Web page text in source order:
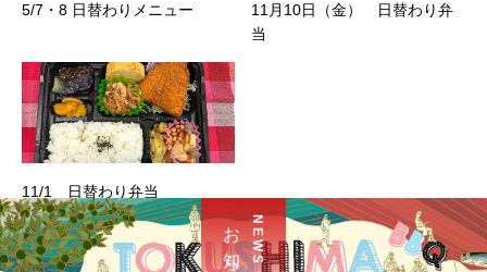
5/7・8 日替わりメニュー
11月10日（金） 日替わり弁
当
11/1 日替わり弁当
N E W S
お 知 ら せ